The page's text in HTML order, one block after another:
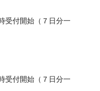
受付開始（７日分一
付開始（７日分一